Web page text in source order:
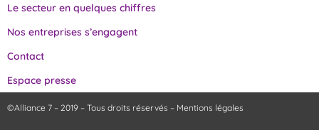
Le secteur en quelques chiffres
Nos entreprises s’engagent
Contact
Espace presse
©Alliance 7 – 2019 – Tous droits réservés – Mentions légales